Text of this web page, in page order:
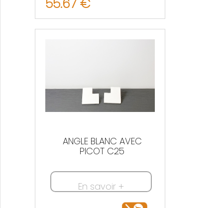
55.67 €
ANGLE BLANC AVEC
PICOT C25
En savoir +